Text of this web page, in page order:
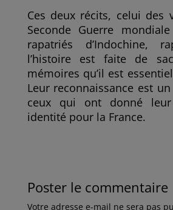
Ces deux récits, celui des
Seconde Guerre
rapatriés d’Indochine,
l’histoire est faite de
mémoires qu’il est
Leur reconnaissance est
ceux qui ont donné
identité pour la France.
Poster le commentaire
Votre adresse e-mail ne sera pas